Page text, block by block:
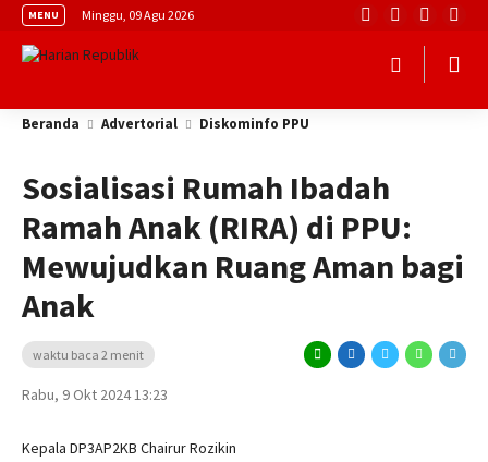
MENU Minggu, 09 Agu 2026
Beranda Advertorial Diskominfo PPU
Sosialisasi Rumah Ibadah
Ramah Anak (RIRA) di PPU:
Mewujudkan Ruang Aman bagi
Anak
waktu baca 2 menit
Rabu, 9 Okt 2024 13:23
Kepala DP3AP2KB Chairur Rozikin